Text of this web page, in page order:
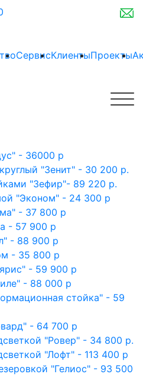
СервисКлиентыПроекты
- 36000 р
"Зенит" - 30 200 р.
"Зефир"- 89 220 р.
"Эконом" - 24 300 р
- 37 800 р
- 57 900 р
- 88 900 р
- 35 800 р
- 59 900 р
- 88 000 р
стойка" - 59
- 64 700 р
"Ровер" - 34 800 р.
"Лофт" - 113 400 р
"Гелиос" - 93 500